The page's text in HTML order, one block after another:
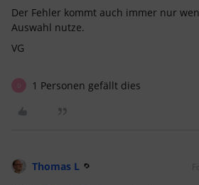
Der Fehler kommt auch immer nur
Auswahl nutze.
VG
1 Personen gefällt dies
Thomas L